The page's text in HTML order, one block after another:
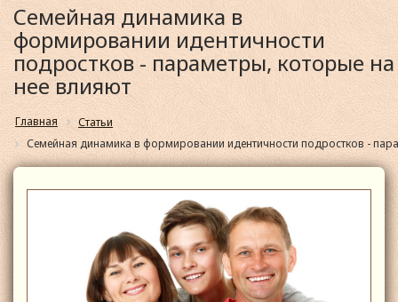
Семейная динамика в
формировании идентичности
подростков - параметры, которые на
нее влияют
Главная
Статьи
Семейная динамика в формировании идентичности подростков -